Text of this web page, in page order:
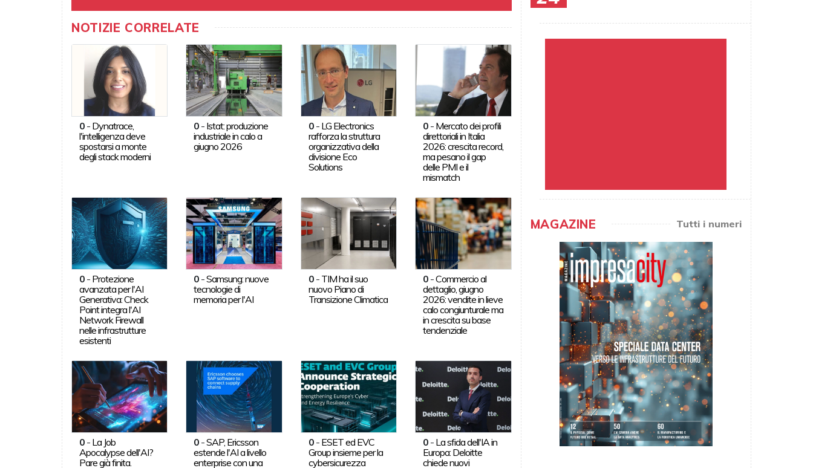
NOTIZIE CORRELATE
0- Dynatrace,
l'intelligenza deve
spostarsi a monte
degli stack moderni
0 - Istat: produzione
industriale in calo a
giugno 2026
0- LG Electronics
rafforza la struttura
organizzativa della
divisione Eco
Solutions
0 - Mercato dei profili
direttoriali in Italia
2026: crescita record,
ma pesano il gap
delle PMI e il
mismatch
0- Protezione
avanzata per l'AI
Generativa: Check
Point integra l'AI
Network Firewall
nelle infrastrutture
esistenti
0 -Samsung: nuove
tecnologie di
memoria per l'AI
0- TIM ha il suo
nuovo Piano di
Transizione Climatica
0 -Commercio al
dettaglio, giugno
2026: vendite in lieve
calo congiunturale ma
in crescita su base
tendenziale
0- La Job
Apocalypse dell'AI?
Pare già finita.
0 -SAP, Ericsson
estende l'AI a livello
enterprise con una
0- ESET ed EVC
Group insieme per la
cybersicurezza
0 - La sfida dell'IA in
Europa: Deloitte
chiede nuovi
MAGAZINE Tutti i numeri